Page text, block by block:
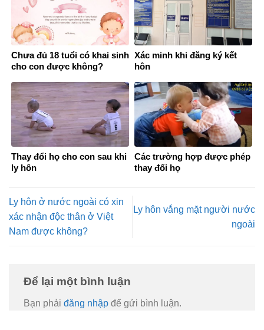
Chưa đủ 18 tuổi có khai sinh
cho con được không?
Xác minh khi đăng ký kết
hôn
Thay đổi họ cho con sau khi
ly hôn
Các trường hợp được phép
thay đổi họ
Ly hôn ở nước ngoài có xin
xác nhận độc thân ở Việt
Nam được không?
Ly hôn vắng mặt người nước
ngoài
Để lại một bình luận
Bạn phải đăng nhập để gửi bình luận.